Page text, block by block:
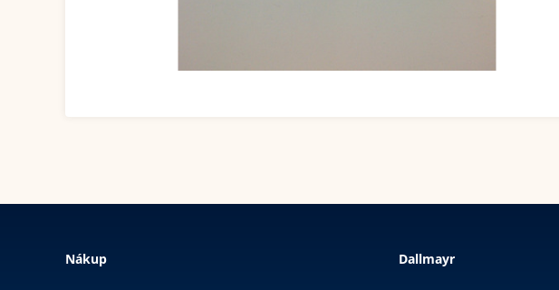
Nákup Dallmayr